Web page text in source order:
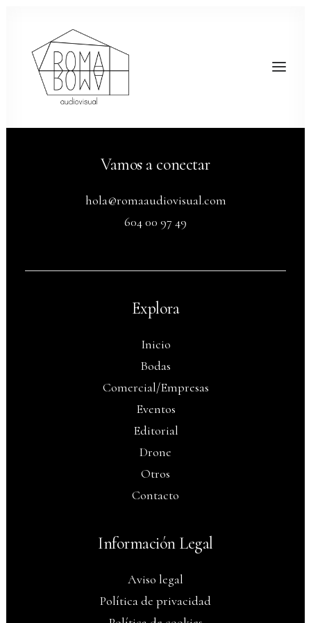
Vamos a conectar
hola@romaaudiovisual.com
604 00 97 49
Explora
Inicio
Bodas
Comercial/Empresas
Eventos
Editorial
Drone
Otros
Contacto
Información Legal
Aviso legal
Política de privacidad